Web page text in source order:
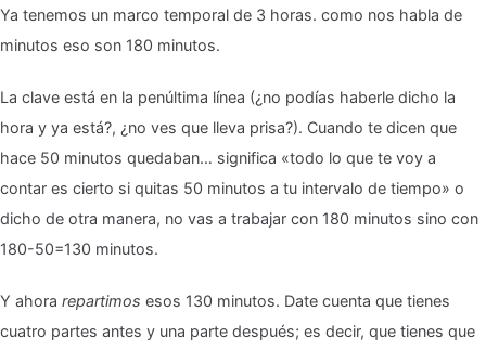
Ya tenemos un marco temporal de 3 horas. como nos habla de
minutos eso son 180 minutos.
La clave está en la penúltima línea (¿no podías haberle dicho la
hora y ya está?, ¿no ves que lleva prisa?). Cuando te dicen que
hace 50 minutos quedaban… significa «todo lo que te voy a
contar es cierto si quitas 50 minutos a tu intervalo de tiempo» o
dicho de otra manera, no vas a trabajar con 180 minutos sino con
180-50=130 minutos.
Y ahora repartimos esos 130 minutos. Date cuenta que tienes
cuatro partes antes y una parte después; es decir, que tienes que